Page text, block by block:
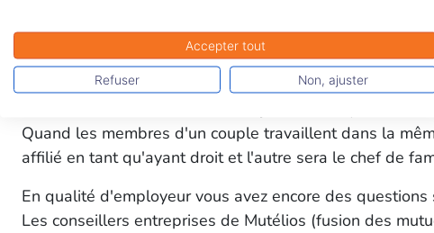
Les ayants droit du salarié ont obligation de rejoindre
Par exemple, si le conjoint du salarié est couvert par
s'affilier. Les éventuels enfants peuvent également
Le salarié devra éventuellement justifier chaque
Quand les membres d'un couple travaillent dans la
affilié en tant qu'ayant droit et l'autre sera le chef de
En qualité d'employeur vous avez encore des
Les conseillers entreprises de Mutélios (fusion des
Accepter tout
Refuser Non, ajuster